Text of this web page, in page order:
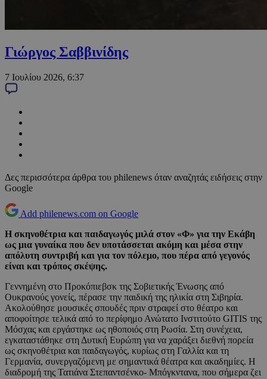
Γιώργος Σαββινίδης
7 Ιουλίου 2026, 6:37
Δες περισσότερα άρθρα του philenews όταν αναζητάς ειδήσεις στην
Google
Add philenews.com on Google
Η σκηνοθέτρια και παιδαγωγός μιλά στον «Φ» για την Εκάβη
ως μια γυναίκα που δεν υποτάσσεται ακόμη και μέσα στην
απόλυτη συντριβή και για τον πόλεμο, που πέρα από γεγονός
είναι και τρόπος σκέψης.
Γεννημένη στο Προκόπιεβσκ της Σοβιετικής Ένωσης από
Ουκρανούς γονείς, πέρασε την παιδική της ηλικία στη Σιβηρία.
Ακολούθησε μουσικές σπουδές πριν στραφεί στο θέατρο και
αποφοίτησε τελικά από το περίφημο Ανώτατο Ινστιτούτο GITIS της
Μόσχας και εργάστηκε ως ηθοποιός στη Ρωσία. Στη συνέχεια,
εγκαταστάθηκε στη Δυτική Ευρώπη για να χαράξει διεθνή πορεία
ως σκηνοθέτρια και παιδαγωγός, κυρίως στη Γαλλία και τη
Γερμανία, συνεργαζόμενη με σημαντικά θέατρα και ακαδημίες. Η
διαδρομή της Τατιάνα Στεπαντσένκο- Μπόγκντανα, που σήμερα ζει